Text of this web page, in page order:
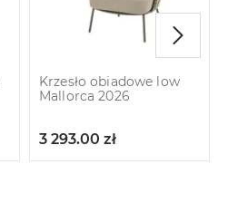
Krzesło obiadowe low
Mallorca 2026
3 293.00 zł